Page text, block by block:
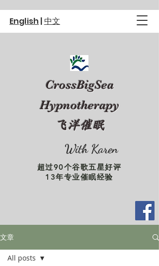
With Karen
CrossBigSea
Hypnotherapy
飞洋催眠
超过90个谷歌五星好评
13年专业催眠经验
English | 中文
文章
All posts